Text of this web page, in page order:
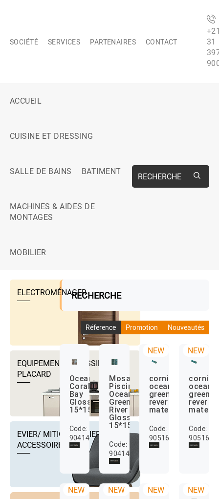
SOCIÉTÉ SERVICES PARTENAIRES CONTACT
31
ACCUEIL
CUISINE ET DRESSING
SALLE DE BAINS BATIMENT
MACHINES & AIDES DE
MONTAGES
MOBILIER
RECHERCHE
ELECTROMÉNAGER
EQUIPEMENTS DRESSING ET
PLACARD
EVIER/ MITIGEUR EVIER ET
ACCESSOIRES
RECHERCHE
Réference Promotion Nouveautés
Ocean
Coral
Bay
Glossy
15*15
Code:
904143
Mosaïque
Piscine
Ocean
Green
River
Glossy
15*15
Code:
904142
NEW
corniere
ocean
green
rever
mate
Code:
905165
NEW
ocean
green
rever
mate
Code:
905168
NEW NEW NEW NEW